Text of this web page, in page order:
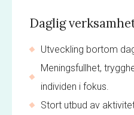
Daglig
Utveckling bortom
Meningsfullhet,
individen i fokus.
Stort utbud av